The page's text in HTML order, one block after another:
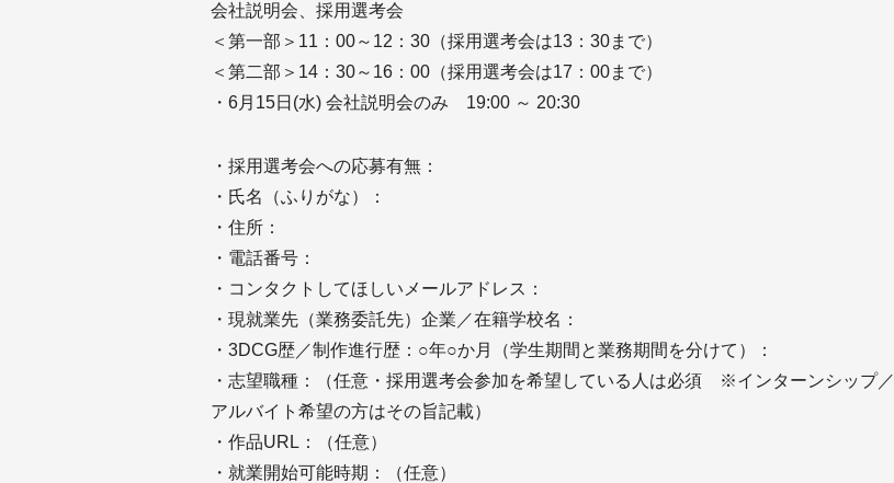
会社説明会、採用選考会
＜第一部＞11：00～12：30（採用選考会は13：30まで）
＜第二部＞14：30～16：00（採用選考会は17：00まで）
・6月15日(水) 会社説明会のみ 19:00 ～ 20:30
・採用選考会への応募有無：
・氏名（ふりがな）：
・住所：
・電話番号：
・コンタクトしてほしいメールアドレス：
・現就業先（業務委託先）企業／在籍学校名：
・3DCG歴／制作進行歴：○年○か月（学生期間と業務期間を分けて）：
・志望職種：（任意・採用選考会参加を希望している人は必須 ※インターンシップ／
アルバイト希望の方はその旨記載）
・作品URL：（任意）
・就業開始可能時期：（任意）